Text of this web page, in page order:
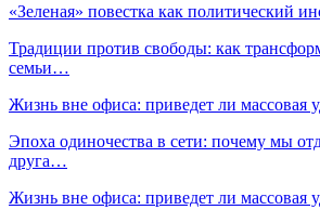
«Зеленая» повестка как политический
Традиции против свободы: как
семьи…
Жизнь вне офиса: приведет ли массовая
Эпоха одиночества в сети: почему мы
друга…
Жизнь вне офиса: приведет ли массовая